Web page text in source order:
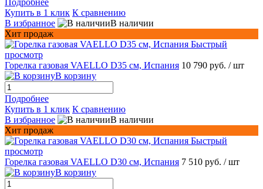
Купить в 1 клик К сравнению
В избранное
В наличии
Хит продаж
Быстрый
просмотр
Горелка газовая VAELLO D35 см, Испания 10 790 руб. / шт
В корзину
Подробнее
Купить в 1 клик К сравнению
В избранное
В наличии
Хит продаж
Быстрый
просмотр
Горелка газовая VAELLO D30 см, Испания 7 510 руб. / шт
В корзину